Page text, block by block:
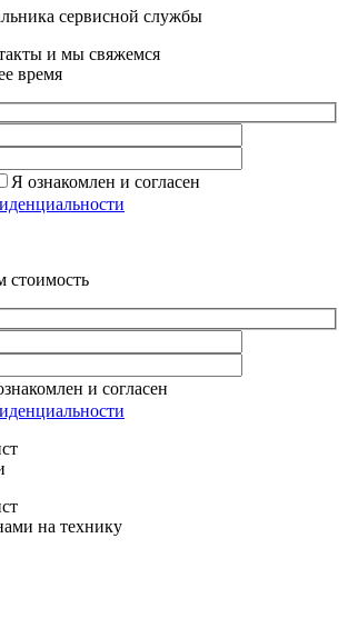
сервисной службы
и мы свяжемся
время
Я ознакомлен и согласен
стоимость
и согласен
на технику